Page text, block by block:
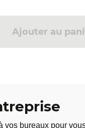
Ajouter au
bureaux pour